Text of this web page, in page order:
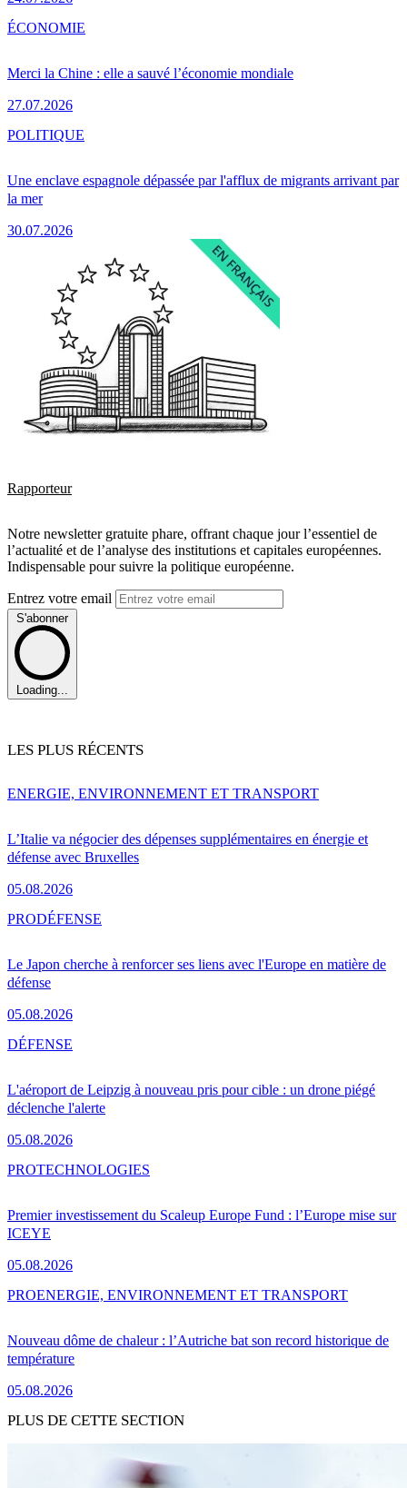
Merci la Chine : elle a sauvé l’économie mondiale
27.07.2026
ÉCONOMIE
Une enclave espagnole dépassée par l'afflux de migrants arrivant par
la mer
30.07.2026
POLITIQUE
Rapporteur
Notre newsletter gratuite phare, offrant chaque jour l’essentiel de
l’actualité et de l’analyse des institutions et capitales européennes.
Indispensable pour suivre la politique européenne.
Entrez votre email
S'abonner
Loading...
LES PLUS RÉCENTS
L’Italie va négocier des dépenses supplémentaires en énergie et
défense avec Bruxelles
05.08.2026
ENERGIE, ENVIRONNEMENT ET TRANSPORT
Le Japon cherche à renforcer ses liens avec l'Europe en matière de
défense
05.08.2026
PRODÉFENSE
L'aéroport de Leipzig à nouveau pris pour cible : un drone piégé
déclenche l'alerte
05.08.2026
DÉFENSE
Premier investissement du Scaleup Europe Fund : l’Europe mise sur
ICEYE
05.08.2026
PROTECHNOLOGIES
Nouveau dôme de chaleur : l’Autriche bat son record historique de
température
05.08.2026
PROENERGIE, ENVIRONNEMENT ET TRANSPORT
PLUS DE CETTE SECTION